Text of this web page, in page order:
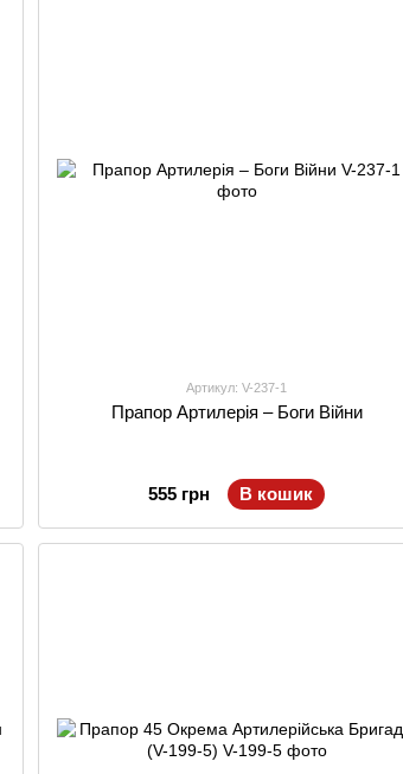
Артикул: V-237-1
Прапор Артилерія – Боги Війни
555 грн В кошик